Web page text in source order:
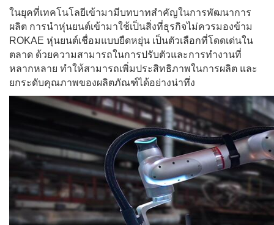
ในยุคที่เทคโนโลยีเข้ามามีบทบาทสำคัญในการพัฒนาการ
ผลิต การนำหุ่นยนต์เข้ามาใช้เป็นสิ่งที่ธุรกิจไม่ควรมองข้าม
ROKAE หุ่นยนต์เชื่อมแบบยืดหยุ่น เป็นตัวเลือกที่โดดเด่นใน
ตลาด ด้วยความสามารถในการปรับตัวและการทำงานที่
หลากหลาย ทำให้สามารถเพิ่มประสิทธิภาพในการผลิต และ
ยกระดับคุณภาพของผลิตภัณฑ์ได้อย่างน่าทึ่ง